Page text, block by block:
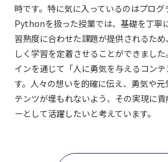
時です。特に気に入っているのはプログ
Pythonを扱った授業では、基礎を丁寧
習熟度に合わせた課題が提供されるた
しく学習を定着させることができまし
インを通じて「人に勇気を与えるコン
す。人々の想いを的確に伝え、勇気や
テンツが埋もれないよう、その実現に
ーとして活躍したいと考えています。